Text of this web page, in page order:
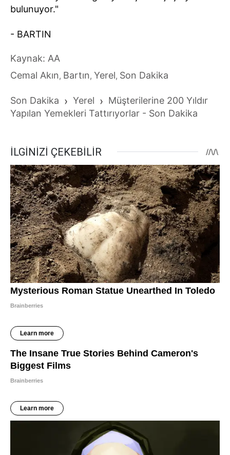
bulunuyor."
- BARTIN
Kaynak: AA
Cemal Akın, Bartın, Yerel, Son Dakika
Son Dakika › Yerel › Müşterilerine 200 Yıldır
Yapılan Yemekleri Tattırıyorlar - Son Dakika